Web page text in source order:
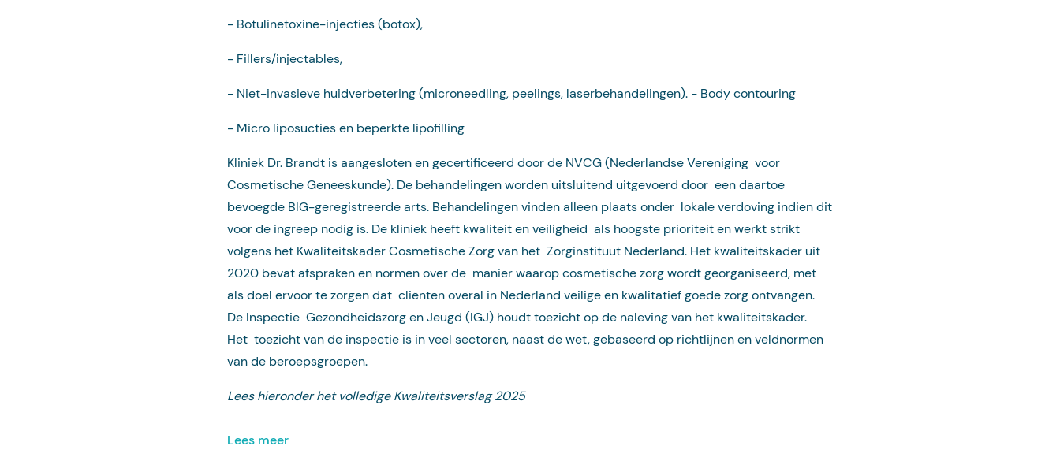
− Botulinetoxine-injecties (botox),
− Fillers/injectables,
− Niet-invasieve huidverbetering (microneedling, peelings, laserbehandelingen). − Body contouring
− Micro liposucties en beperkte lipofilling
Kliniek Dr. Brandt is aangesloten en gecertificeerd door de NVCG (Nederlandse Vereniging voor
Cosmetische Geneeskunde). De behandelingen worden uitsluitend uitgevoerd door een daartoe
bevoegde BIG-geregistreerde arts. Behandelingen vinden alleen plaats onder lokale verdoving indien dit
voor de ingreep nodig is. De kliniek heeft kwaliteit en veiligheid als hoogste prioriteit en werkt strikt
volgens het Kwaliteitskader Cosmetische Zorg van het Zorginstituut Nederland. Het kwaliteitskader uit
2020 bevat afspraken en normen over de manier waarop cosmetische zorg wordt georganiseerd, met
als doel ervoor te zorgen dat cliënten overal in Nederland veilige en kwalitatief goede zorg ontvangen.
De Inspectie Gezondheidszorg en Jeugd (IGJ) houdt toezicht op de naleving van het kwaliteitskader.
Het toezicht van de inspectie is in veel sectoren, naast de wet, gebaseerd op richtlijnen en veldnormen
van de beroepsgroepen.
Lees hieronder het volledige Kwaliteitsverslag 2025
Lees meer